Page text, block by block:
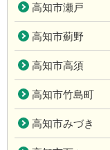
高知市瀬戸
高知市薊野
高知市高須
高知市竹島町
高知市みづき